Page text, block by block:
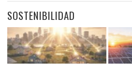
SOSTENIBILIDAD